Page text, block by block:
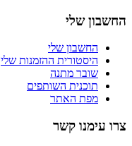
החשבון שלי
החשבון שלי
היסטורית ההזמנות שלי
שובר מתנה
תוכנית השותפים
מפת האתר
צרו עימנו קשר